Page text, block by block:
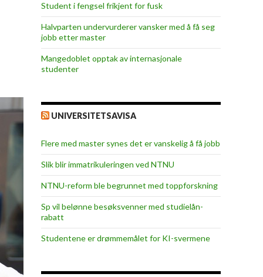
Student i fengsel frikjent for fusk
Halvparten undervurderer vansker med å få seg
jobb etter master
Mangedoblet opptak av internasjonale
studenter
UNIVERSITETSAVISA
Flere med master synes det er vanskelig å få jobb
Slik blir immatrikuleringen ved NTNU
NTNU-reform ble begrunnet med toppforskning
Sp vil belønne besøksvenner med studielån-
rabatt
Studentene er drømmemålet for KI-svermene